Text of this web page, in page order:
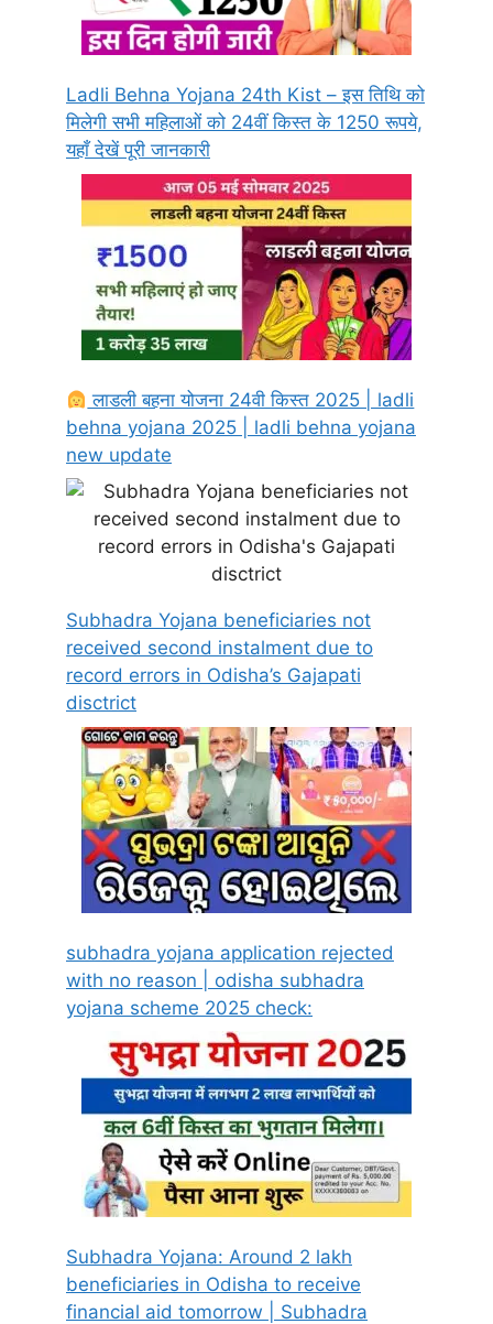
Ladli Behna Yojana 24th Kist – इस तिथि को
मिलेगी सभी महिलाओं को 24वीं किस्त के 1250 रूपये,
यहाँ देखें पूरी जानकारी
लाडली बहना योजना 24वी किस्त 2025 | ladli
behna yojana 2025 | ladli behna yojana
new update
Subhadra Yojana beneficiaries not
received second instalment due to
record errors in Odisha’s Gajapati
disctrict
subhadra yojana application rejected
with no reason | odisha subhadra
yojana scheme 2025 check:
Subhadra Yojana: Around 2 lakh
beneficiaries in Odisha to receive
financial aid tomorrow | Subhadra